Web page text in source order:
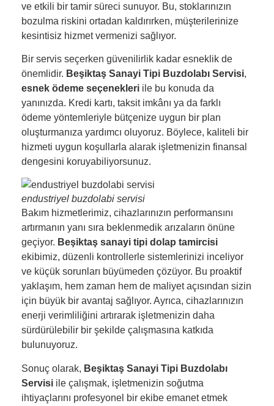
ve etkili bir tamir süreci sunuyor. Bu, stoklarınızın
bozulma riskini ortadan kaldırırken, müşterilerinize
kesintisiz hizmet vermenizi sağlıyor.
Bir servis seçerken güvenilirlik kadar esneklik de
önemlidir. Beşiktaş Sanayi Tipi Buzdolabı Servisi,
esnek ödeme seçenekleri ile bu konuda da
yanınızda. Kredi kartı, taksit imkânı ya da farklı
ödeme yöntemleriyle bütçenize uygun bir plan
oluşturmanıza yardımcı oluyoruz. Böylece, kaliteli bir
hizmeti uygun koşullarla alarak işletmenizin finansal
dengesini koruyabiliyorsunuz.
endustriyel buzdolabi servisi
Bakım hizmetlerimiz, cihazlarınızın performansını
artırmanın yanı sıra beklenmedik arızaların önüne
geçiyor. Beşiktaş sanayi tipi dolap tamircisi
ekibimiz, düzenli kontrollerle sistemlerinizi inceliyor
ve küçük sorunları büyümeden çözüyor. Bu proaktif
yaklaşım, hem zaman hem de maliyet açısından sizin
için büyük bir avantaj sağlıyor. Ayrıca, cihazlarınızın
enerji verimliliğini artırarak işletmenizin daha
sürdürülebilir bir şekilde çalışmasına katkıda
bulunuyoruz.
Sonuç olarak, Beşiktaş Sanayi Tipi Buzdolabı
Servisi ile çalışmak, işletmenizin soğutma
ihtiyaçlarını profesyonel bir ekibe emanet etmek